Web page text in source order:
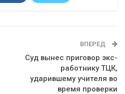
ВПЕРЕД
Суд вынес приговор экс-
работнику ТЦК,
ударившему учителя во
время проверки